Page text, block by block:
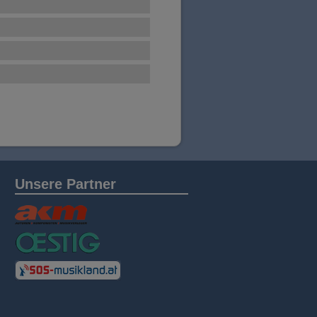
Unsere Partner